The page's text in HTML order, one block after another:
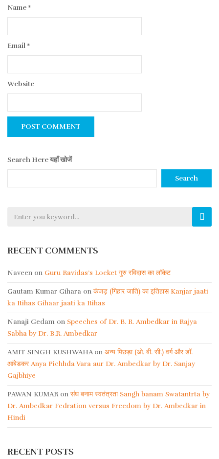
Name *
Email *
Website
Search Here यहाँ खोजें
Search
RECENT COMMENTS
Naveen on Guru Ravidas’s Locket गुरु रविदास का लॉकेट
Gautam Kumar Gihara on कंजड़ (गिहार जाति) का इतिहास Kanjar jaati
ka Itihas Gihaar jaati ka Itihas
Nanaji Gedam on Speeches of Dr. B. R. Ambedkar in Rajya
Sabha by Dr. B.R. Ambedkar
AMIT SINGH KUSHWAHAon अन्य पिछड़ा (ओ. बी. सी.) वर्ग और डॉ.
आंबेडकर Anya Pichhda Vara aur Dr. Ambedkar by Dr. Sanjay
Gajbhiye
PAWAN KUMARon संघ बनाम स्वतंत्रता Sangh banam Swatantrta by
Dr. Ambedkar Fedration versus Freedom by Dr. Ambedkar in
Hindi
RECENT POSTS